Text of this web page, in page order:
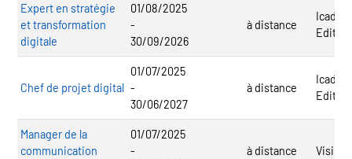
Expert en stratégie
et transformation
digitale
01/08/2025
-
30/09/2026
à distance
Chef de projet digital
01/07/2025
-
30/06/2027
à distance
Manager de la
communication
01/07/2025
-
à distance